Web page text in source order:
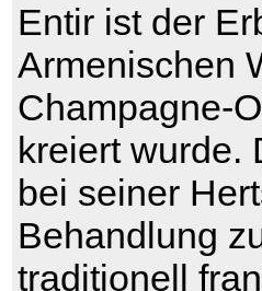
Entir ist der
Armenischen
Champagne-
kreiert wurde.
bei seiner
Behandlung
traditionell